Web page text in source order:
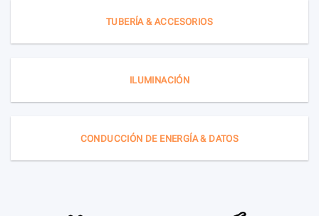
TUBERÍA & ACCESORIOS
ILUMINACIÓN
CONDUCCIÓN DE ENERGÍA & DATOS